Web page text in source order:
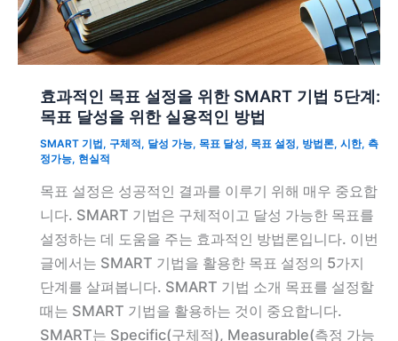
효과적인 목표 설정을 위한 SMART 기법 5단계:
목표 달성을 위한 실용적인 방법
SMART 기법 , 구체적 , 달성 가능, 목표 달성, 목표 설정, 방법론, 시한, 측
정가능, 현실적
목표 설정은 성공적인 결과를 이루기 위해 매우 중요합
니다. SMART 기법은 구체적이고 달성 가능한 목표를
설정하는 데 도움을 주는 효과적인 방법론입니다. 이번
글에서는 SMART 기법을 활용한 목표 설정의 5가지
단계를 살펴봅니다. SMART 기법 소개 목표를 설정할
때는 SMART 기법을 활용하는 것이 중요합니다.
SMART는 Specific(구체적), Measurable(측정 가능